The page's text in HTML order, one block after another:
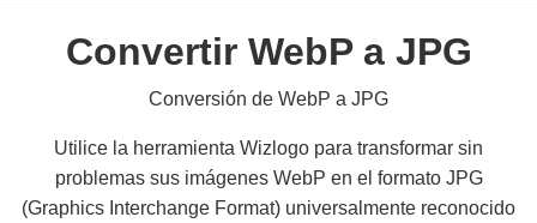
Convertir WebP a JPG
Conversión de WebP a JPG
Utilice la herramienta Wizlogo para transformar sin
problemas sus imágenes WebP en el formato JPG
(Graphics Interchange Format) universalmente reconocido